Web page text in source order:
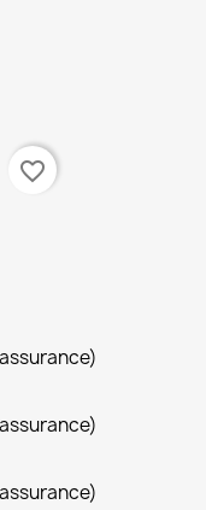
favorite_border